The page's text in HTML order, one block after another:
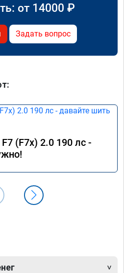
от 14000 ₽
Задать вопрос
(F7x) 2.0 190 лс -